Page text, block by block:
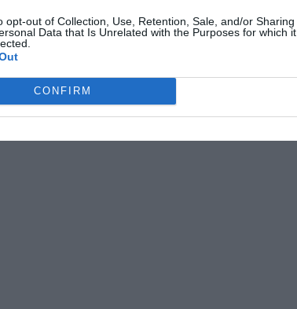
opt-out of Collection, Use, Retention, Sale, and/or Sharing
Data that Is Unrelated with the Purposes for which it
CONFIRM
mobbning men har sett många exempel
hur negativt det inverkar
sätt mobbning förföljer människor genom
att drivkraften i arbetet är att bidra
arbete mot mobbning.